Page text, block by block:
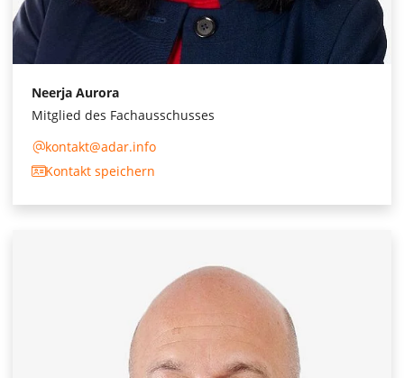
Neerja Aurora
Mitglied des Fachausschusses
kontakt@adar.info
Kontakt speichern